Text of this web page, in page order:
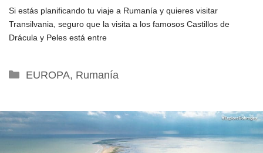
Si estás planificando tu viaje a Rumanía y quieres visitar
Transilvania, seguro que la visita a los famosos Castillos de
Drácula y Peles está entre
Categorías
EUROPA, Rumanía